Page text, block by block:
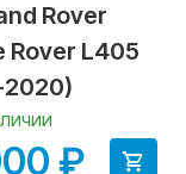
Rover
Rover L405
2020)
₽